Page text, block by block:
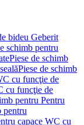
bideu Geberit
schimb pentru
Piese de schimb
Piese de schimb
cu funcţie de
cu funcţie de
pentru Pentru
pentru
capace WC cu